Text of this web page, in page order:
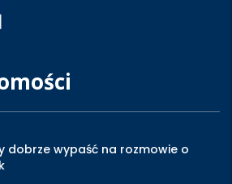
dobrze wypaść na rozmowie o